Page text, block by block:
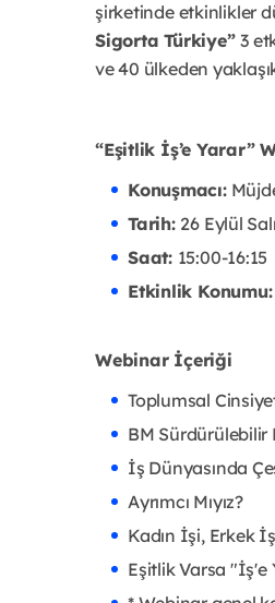
şirketinde etkinlikler
Sigorta Türkiye”3
ve 40 ülkeden
“Eşitlik İş’e Yarar”
Konuşmacı:
Tarih: 26 Eylül Salı
Saat: 15:00-16:15
Etkinlik Konumu:
Webinar İçeriği
Toplumsal
BM Sürdürülebilir
İş Dünyasında
Ayrımcı Mıyız?
Kadın İşi, Erkek
Eşitlik Varsa "İş'e